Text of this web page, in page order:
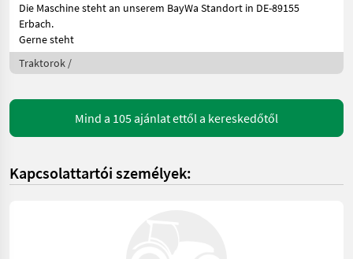
Die Maschine steht an unserem BayWa Standort in DE-89155
Erbach.
Gerne steht
Traktorok /
Mind a 105 ajánlat ettől a kereskedőtől
Kapcsolattartói személyek: